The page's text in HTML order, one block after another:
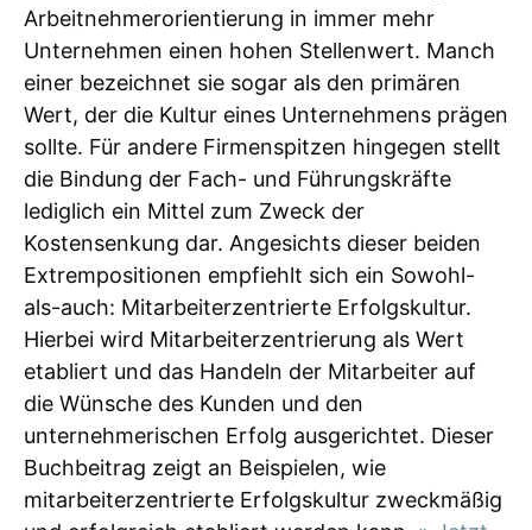
Arbeitnehmerorientierung in immer mehr
Unternehmen einen hohen Stellenwert. Manch
einer bezeichnet sie sogar als den primären
Wert, der die Kultur eines Unternehmens prägen
sollte. Für andere Firmenspitzen hingegen stellt
die Bindung der Fach- und Führungskräfte
lediglich ein Mittel zum Zweck der
Kostensenkung dar. Angesichts dieser beiden
Extrempositionen empfiehlt sich ein Sowohl-
als-auch: Mitarbeiterzentrierte Erfolgskultur.
Hierbei wird Mitarbeiterzentrierung als Wert
etabliert und das Handeln der Mitarbeiter auf
die Wünsche des Kunden und den
unternehmerischen Erfolg ausgerichtet. Dieser
Buchbeitrag zeigt an Beispielen, wie
mitarbeiterzentrierte Erfolgskultur zweckmäßig